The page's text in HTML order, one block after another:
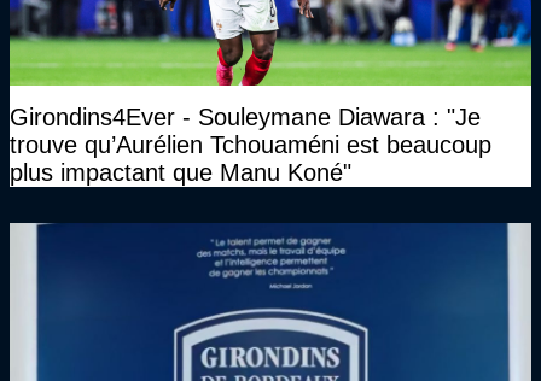
Girondins4Ever - Souleymane Diawara : "Je
trouve qu’Aurélien Tchouaméni est beaucoup
plus impactant que Manu Koné"